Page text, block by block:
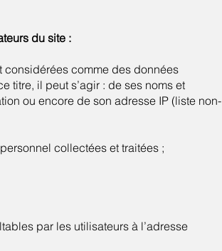
du site :
considérées comme des données
titre, il peut s’agir : de ses noms et
ou encore de son adresse IP (liste non-
collectées et traitées ;
par les utilisateurs à l’adresse